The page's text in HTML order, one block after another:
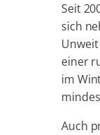
Seit
sich
einer
im
Auch